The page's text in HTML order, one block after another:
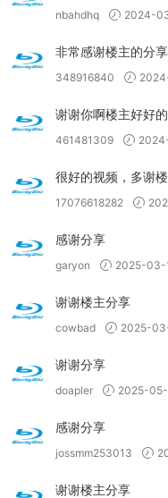
nbahdhq 2024-
非常感谢楼主的分享
348916840
谢谢你啊楼主好好的
461481309
很好的视频，多谢楼
17076618282
感谢分享
garyon 2025-03-
谢谢楼主分享
cowbad 2025-
谢谢分享
doapler 2025-
感谢分享
jossmm253013
谢谢楼主分享